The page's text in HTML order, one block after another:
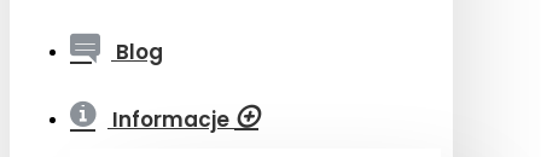
Blog
Informacje